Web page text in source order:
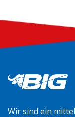
Wir sind ein